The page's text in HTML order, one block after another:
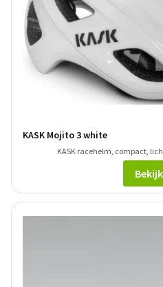
KASK Mojito 3 white
KASK racehelm, compact,
Bekijk